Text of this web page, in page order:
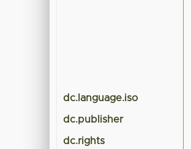
dc.language.iso
dc.publisher
dc.rights